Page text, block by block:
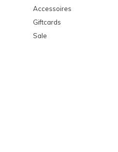
Accessoires
Giftcards
Sale